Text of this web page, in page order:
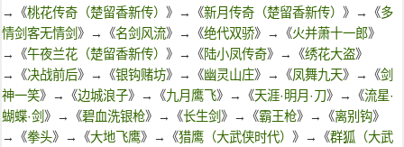
→《桃花传奇（楚留香新传） 》→《新月传奇（楚留香新传） 》→《多
情剑客无情剑 》→《名剑风流》→《绝代双骄》→《火并萧十一郎》
→《午夜兰花（楚留香新传） 》→《陆小凤传奇》→《绣花大盗》
→《决战前后》→《银钩赌坊》→《幽灵山庄》→《凤舞九天》→《剑
神一笑》→《边城浪子》→《九月鹰飞》→《天涯·明月·刀》→《流星·
蝴蝶·剑 》→《碧血洗银枪》→《长生剑 》→《霸王枪》→《离别钩》
→《拳头》→《大地飞鹰》→《猎鹰（大武侠时代） 》→《群狐（大武